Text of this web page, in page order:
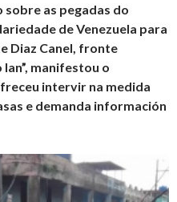
as pegadas do
de Venezuela para
Diaz Canel, fronte
manifestou o
intervir na medida
e demanda información